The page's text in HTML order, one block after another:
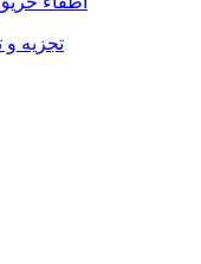
تجزیه